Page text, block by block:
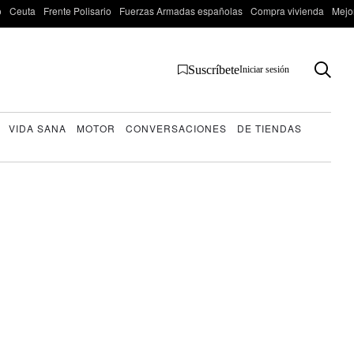
Ceuta Frente Polisario Fuerzas Armadas españolas Compra vivienda
SuscríbeteIniciar sesión
VIDA SANA MOTOR CONVERSACIONES
DE TIENDAS